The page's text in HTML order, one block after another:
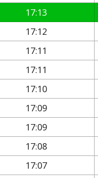
17:13
17:12
17:11
17:11
17:10
17:09
17:09
17:08
17:07